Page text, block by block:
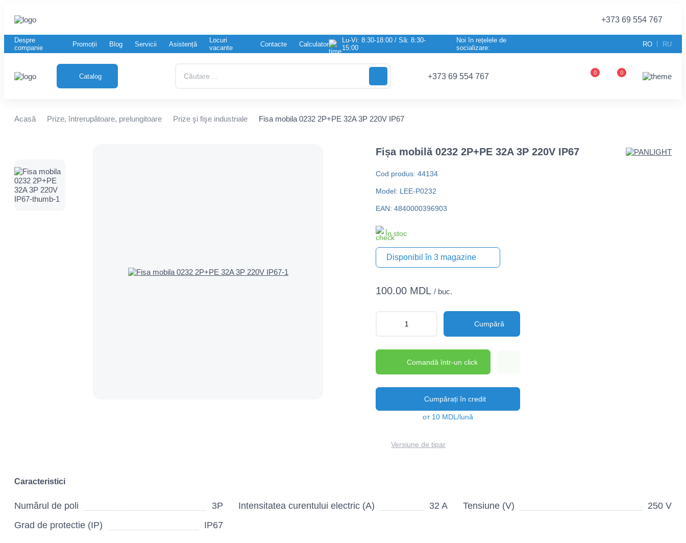
+373 69 554 767
Despre
companie
Promoții Blog Servicii Asistență
Locuri
vacante
Contacte Calculator
Lu-Vi: 8:30-18:00 / Sâ: 8:30-
15:00
Noi în rețelele de
socializare:
RO RU
Catalog +373 69 554 767 0 0
Acasă Prize, întrerupătoare, prelungitoare Prize şi fişe industriale Fisa mobila 0232 2P+PE 32A 3P 220V IP67
Fișa mobilă 0232 2P+PE 32A 3P 220V IP67
Cod produs: 44134
Model: LEE-P0232
EAN: 4840000396903
În stoc
Disponibil în 3 magazine
100.00 MDL/ buc.
Cumpără
Comandă într-un click
Cumpărați în credit
от 10 MDL/lună
Versiune de tipar
Caracteristici
Numărul de poli 3P Intensitatea curentului electric (A) 32 A Tensiune (V)
250 V
Grad de protectie (IP)
IP67